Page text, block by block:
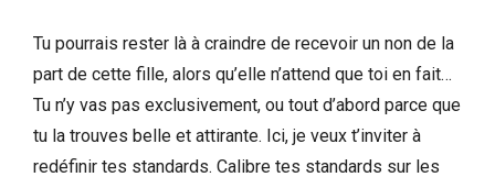
Tu pourrais rester là à craindre de recevoir un non de la
part de cette fille, alors qu’elle n’attend que toi en fait…
Tu n’y vas pas exclusivement, ou tout d’abord parce que
tu la trouves belle et attirante. Ici, je veux t’inviter à
redéfinir tes standards. Calibre tes standards sur les